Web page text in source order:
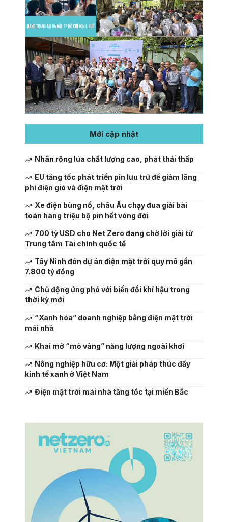
Mới cập nhật
Nhân rộng lúa chất lượng cao, phát thải thấp
EU tăng tốc phát triển pin lưu trữ để giảm lãng
phí điện gió và điện mặt trời
Xe điện bùng nổ, châu Âu chạy đua giải bài
toán hàng triệu bộ pin hết vòng đời
700 tỷ USD cho Net Zero đang chờ lời giải từ
Trung tâm Tài chính quốc tế
Tây Ninh đón dự án điện mặt trời quy mô gần
7.800 tỷ đồng
Chủ động ứng phó với biến đổi khí hậu trong
thời kỳ mới
“Xanh hóa” doanh nghiệp bằng điện mặt trời
mái nhà
Khai mở “mỏ vàng” năng lượng ngoài khơi
Nông nghiệp hữu cơ: Một giải pháp thúc đẩy
kinh tế xanh ở Việt Nam
Điện mặt trời mái nhà tăng tốc tại miền Bắc